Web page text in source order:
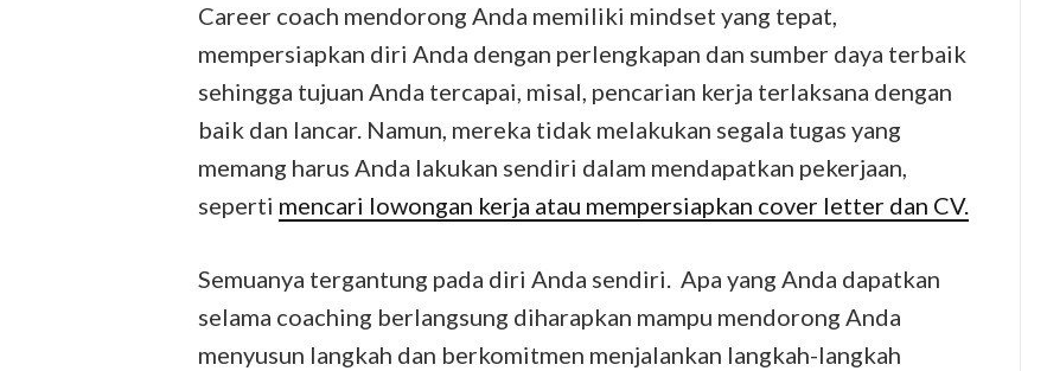
Career coach mendorong Anda memiliki mindset yang tepat,
mempersiapkan diri Anda dengan perlengkapan dan sumber daya terbaik
sehingga tujuan Anda tercapai, misal, pencarian kerja terlaksana dengan
baik dan lancar. Namun, mereka tidak melakukan segala tugas yang
memang harus Anda lakukan sendiri dalam mendapatkan pekerjaan,
seperti mencari lowongan kerja atau mempersiapkan cover letter dan CV.
Semuanya tergantung pada diri Anda sendiri. Apa yang Anda dapatkan
selama coaching berlangsung diharapkan mampu mendorong Anda
menyusun langkah dan berkomitmen menjalankan langkah-langkah